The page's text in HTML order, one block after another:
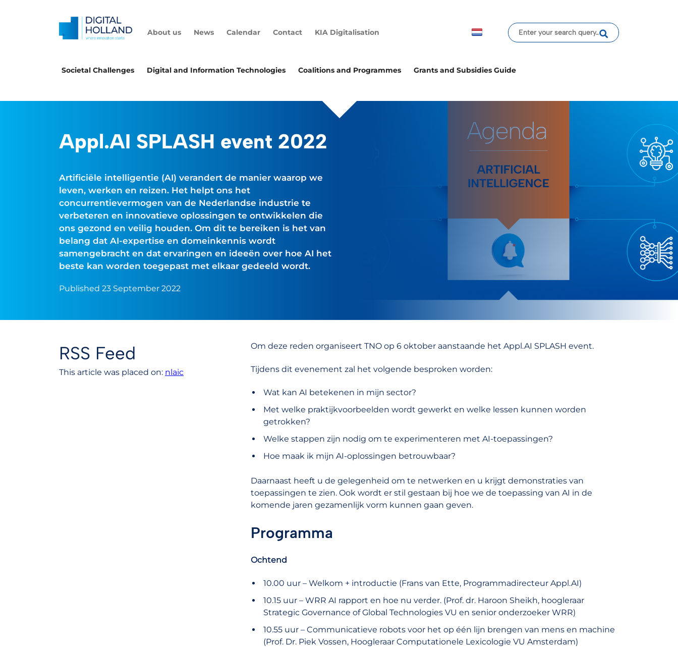
About us News Calendar Contact KIA Digitalisation
Societal Challenges Digital and Information Technologies Coalitions and Programmes Grants and Subsidies Guide
Appl.AI SPLASH event 2022
Artificiële intelligentie (AI) verandert de manier waarop we
leven, werken en reizen. Het helpt ons het
concurrentievermogen van de Nederlandse industrie te
verbeteren en innovatieve oplossingen te ontwikkelen die
ons gezond en veilig houden. Om dit te bereiken is het van
belang dat AI-expertise en domeinkennis wordt
samengebracht en dat ervaringen en ideeën over hoe AI het
beste kan worden toegepast met elkaar gedeeld wordt.
Published 23 September 2022
RSS Feed
This article was placed on: nlaic
Om deze reden organiseert TNO op 6 oktober aanstaande het Appl.AI SPLASH event.
Tijdens dit evenement zal het volgende besproken worden:
Wat kan AI betekenen in mijn sector?
Met welke praktijkvoorbeelden wordt gewerkt en welke lessen kunnen worden
getrokken?
Welke stappen zijn nodig om te experimenteren met AI-toepassingen?
Hoe maak ik mijn AI-oplossingen betrouwbaar?
Daarnaast heeft u de gelegenheid om te netwerken en u krijgt demonstraties van
toepassingen te zien. Ook wordt er stil gestaan bij hoe we de toepassing van AI in de
komende jaren gezamenlijk vorm kunnen gaan geven.
Programma
Ochtend
10.00 uur – Welkom + introductie (Frans van Ette, Programmadirecteur Appl.AI)
10.15 uur – WRR AI rapport en hoe nu verder. (Prof. dr. Haroon Sheikh, hoogleraar
Strategic Governance of Global Technologies VU en senior onderzoeker WRR)
10.55 uur – Communicatieve robots voor het op één lijn brengen van mens en machine
(Prof. Dr. Piek Vossen, Hoogleraar Computationele Lexicologie VU Amsterdam)